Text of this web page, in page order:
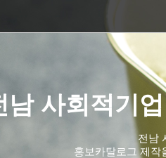
남 사회적기
전남
홍보카탈로그 제작